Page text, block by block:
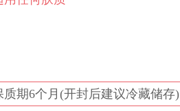
质期6个月(开封后建议冷藏储存)